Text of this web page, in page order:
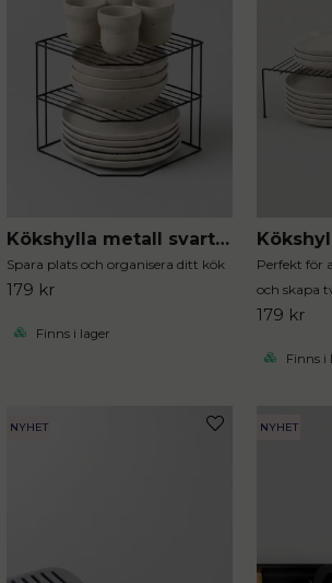
Ja, ni får publicera min fråga
Skicka fråga
Kökshylla metall svart hörn
Spara plats och organisera ditt kök
179 kr
Finns i lager
Perfekt för
och skapa
179 kr
Finns i
NYHET NYHET